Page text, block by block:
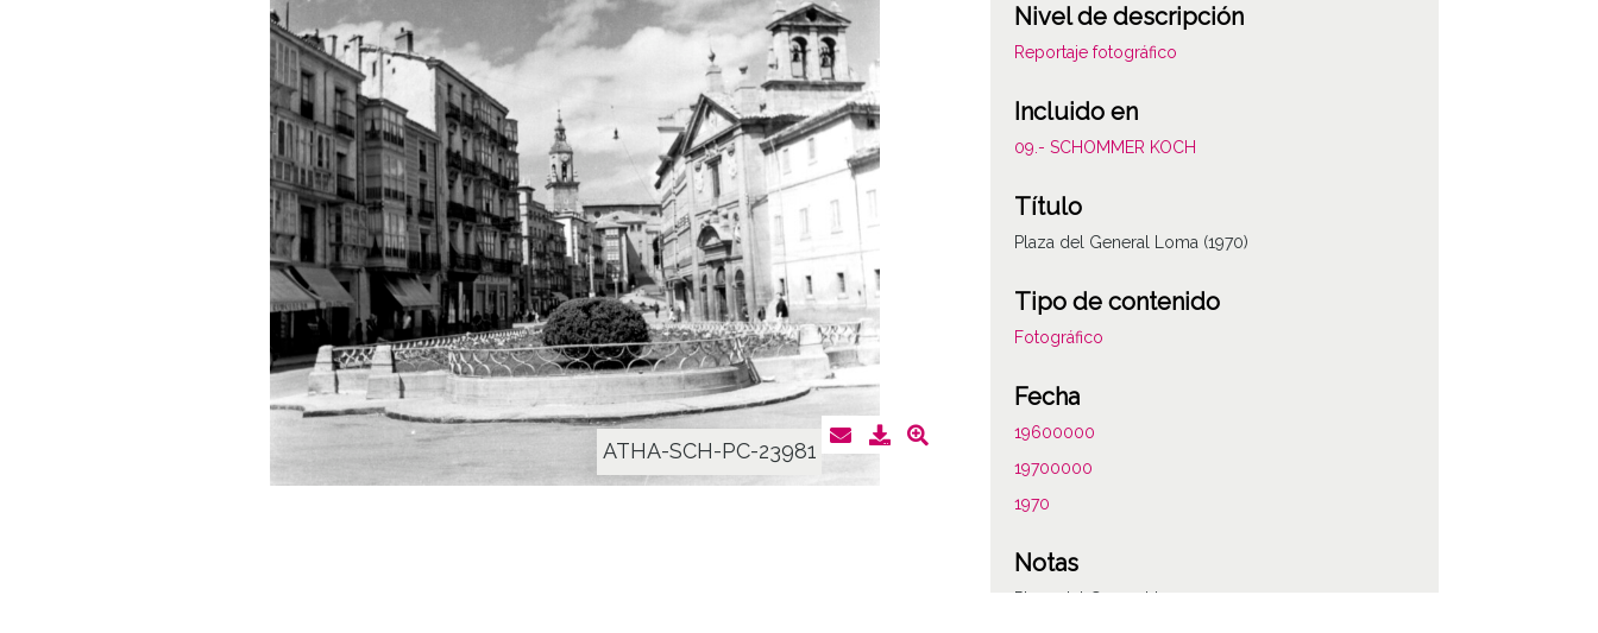
ATHA-SCH-PC-23981
Nivel de descripción
Reportaje fotográfico
Incluido en
09.- SCHOMMER KOCH
Título
Plaza del General Loma (1970)
Tipo de contenido
Fotográfico
Fecha
19600000
19700000
1970
Notas
Plaza del General Loma